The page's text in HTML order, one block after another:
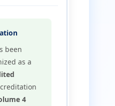
been
as a
4